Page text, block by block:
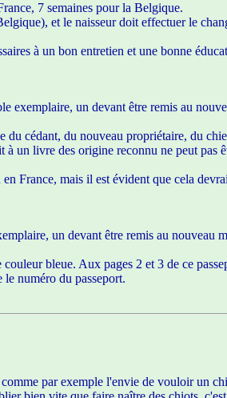
7 semaines pour la Belgique.
et le naisseur doit effectuer le
à un bon entretien et une bonne
exemplaire, un devant être remis au
cédant, du nouveau propriétaire, du
un livre des origine reconnu ne peut pas
France, mais il est évident que cela
un devant être remis au nouveau
bleue. Aux pages 2 et 3 de ce
le numéro du passeport.
par exemple l'envie de vouloir un